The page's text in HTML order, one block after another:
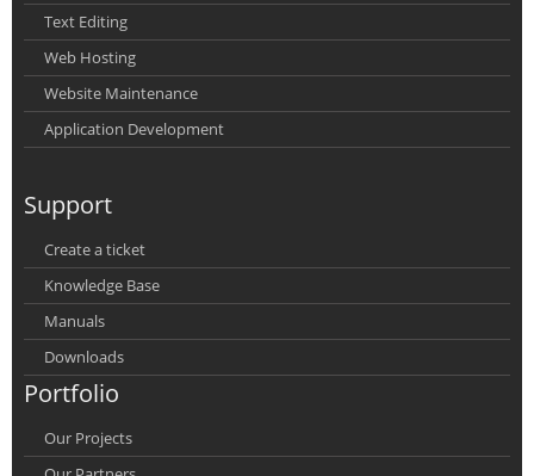
Text Editing
Web Hosting
Website Maintenance
Application Development
Support
Create a ticket
Knowledge Base
Manuals
Downloads
Portfolio
Our Projects